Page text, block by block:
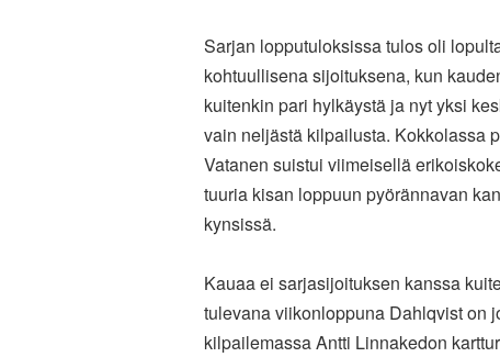
Sarjan lopputuloksissa tulos oli
kohtuullisena sijoituksena, kun
kuitenkin pari hylkäystä ja nyt yksi
vain neljästä kilpailusta. Kokkolassa
Vatanen suistui viimeisellä
tuuria kisan loppuun pyörännavan
kynsissä.
Kauaa ei sarjasijoituksen kanssa
tulevana viikonloppuna Dahlqvist on
kilpailemassa Antti Linnakedon